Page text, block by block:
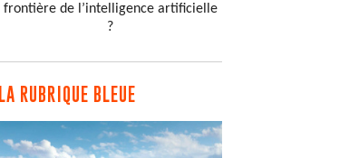
frontière de l’intelligence artificielle
?
LA RUBRIQUE BLEUE